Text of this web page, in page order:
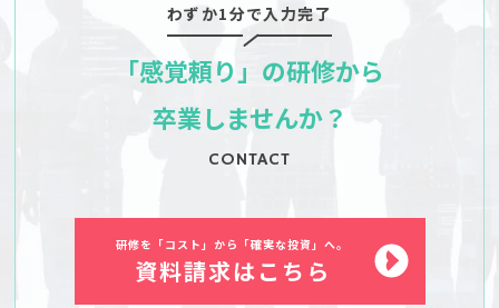
わずか1分で入力完了
「感覚頼り」の研修から
卒業しませんか？
CONTACT
研修を「コスト」から「確実な投資」へ。
資料請求はこちら